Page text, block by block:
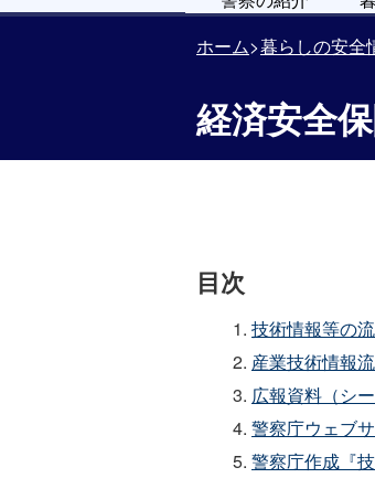
ホーム 暮らしの安全
経済安全
目次
技術情報等の
産業技術情報
広報資料（シ
警察庁ウェブ
警察庁作成『